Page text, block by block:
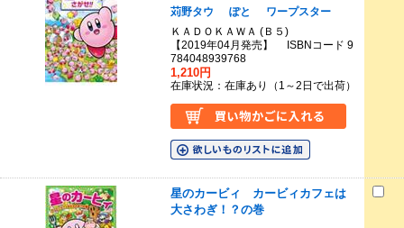
苅野タウ ぽと
ワープスター
ＫＡＤＯＫＡＷＡ (Ｂ５)
【2019年04月発売】 ISBNコード 9
784048939768
1,210円
在庫状況：在庫あり（1～2日で出荷）
星のカービィ カービィカフェは
大さわぎ！？の巻